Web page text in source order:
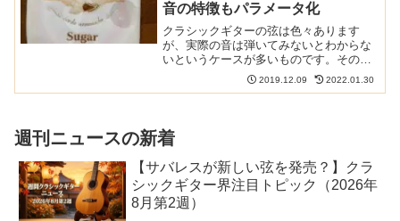
音の特徴もパラメータ化
クラシックギターの弦は色々あります
が、実際の音は弾いてみないとわからな
いというケースが多いものです。その声
にこたえたのか、アクイーラのHPで各弦
の音が視聴できるようになりました。こ
2019.12.09 2022.01.30
週刊ニュースの新着
【サバレスが新しい弦を発売？】クラ
シックギター界注目トピック（2026年
8月第2週）